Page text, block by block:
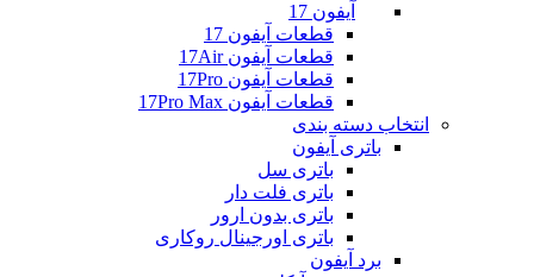
آیفون 17
قطعات آیفون 17
قطعات آیفون 17Air
قطعات آیفون 17Pro
قطعات آیفون 17Pro Max
انتخاب دسته بندی
باتری آیفون
باتری سل
باتری فلت دار
باتری بدون ارور
باتری اورجینال روکاری
برد آیفون